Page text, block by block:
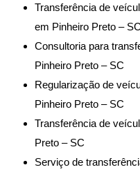
Transferência de
em Pinheiro Preto – SC
Consultoria para
Pinheiro Preto – SC
Regularização de
Pinheiro Preto – SC
Transferência de
Preto – SC
Serviço de